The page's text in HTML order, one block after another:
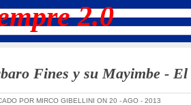
2.0
Fines y su Mayimbe -
POR MIRCO GIBELLINI ON 20 -AGO - 2013